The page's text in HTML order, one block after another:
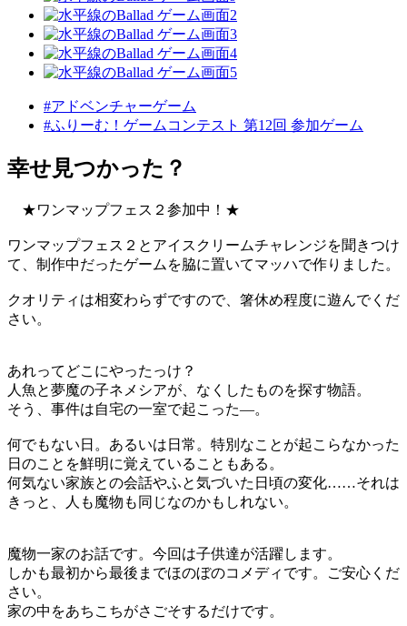
#アドベンチャーゲーム
#ふりーむ！ゲームコンテスト 第12回 参加ゲーム
幸せ見つかった？
★ワンマップフェス２参加中！★
ワンマップフェス２とアイスクリームチャレンジを聞きつけ
て、制作中だったゲームを脇に置いてマッハで作りました。
クオリティは相変わらずですので、箸休め程度に遊んでくだ
さい。
あれってどこにやったっけ？
人魚と夢魔の子ネメシアが、なくしたものを探す物語。
そう、事件は自宅の一室で起こった―。
何でもない日。あるいは日常。特別なことが起こらなかった
日のことを鮮明に覚えていることもある。
何気ない家族との会話やふと気づいた日頃の変化……それは
きっと、人も魔物も同じなのかもしれない。
魔物一家のお話です。今回は子供達が活躍します。
しかも最初から最後までほのぼのコメディです。ご安心くだ
さい。
家の中をあちこちがさごそするだけです。